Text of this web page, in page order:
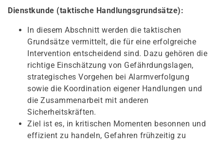
Dienstkunde (taktische Handlungsgrundsätze):
In diesem Abschnitt werden die taktischen
Grundsätze vermittelt, die für eine erfolgreiche
Intervention entscheidend sind. Dazu gehören die
richtige Einschätzung von Gefährdungslagen,
strategisches Vorgehen bei Alarmverfolgung
sowie die Koordination eigener Handlungen und
die Zusammenarbeit mit anderen
Sicherheitskräften.
Ziel ist es, in kritischen Momenten besonnen und
effizient zu handeln, Gefahren frühzeitig zu